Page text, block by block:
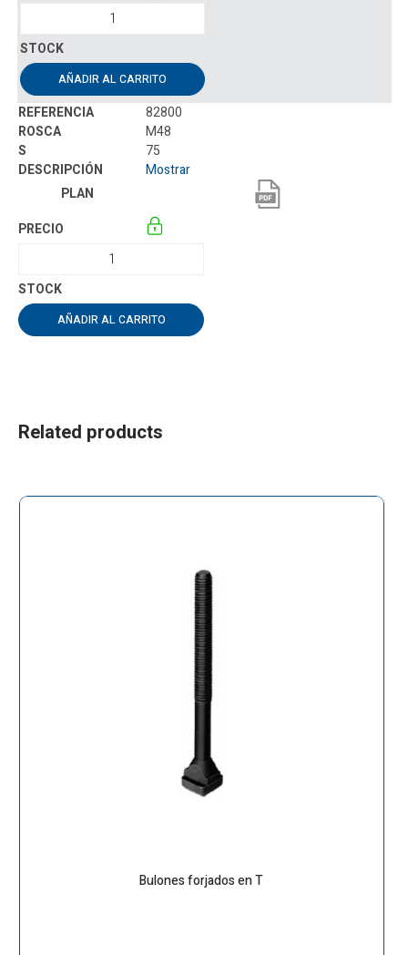
AÑADIR AL CARRITO
82800
M48
75
Mostrar
AÑADIR AL CARRITO
Related products
Bulones forjados en T